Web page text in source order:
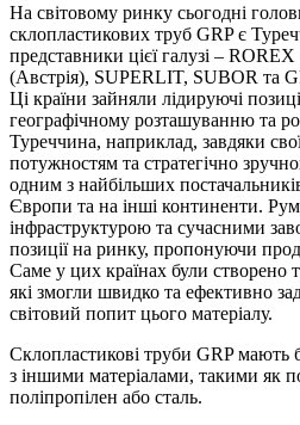
На світовому ринку сьогодні
склопластикових труб GRP є
представники цієї галузі –
(Австрія), SUPERLIT, SUBOR та
Ці країни зайняли лідируючі
географічному розташуванню та
Туреччина, наприклад, завдяки
потужностям та стратегічно
одним з найбільших
Європи та на інші континенти.
інфраструктурою та сучасними
позиції на ринку, пропонуючи
Саме у цих країнах були створено
які змогли швидко та ефективно
світовий попит цього матеріалу.
Склопластикові труби GRP мають
з іншими матеріалами, такими як
поліпропілен або сталь.